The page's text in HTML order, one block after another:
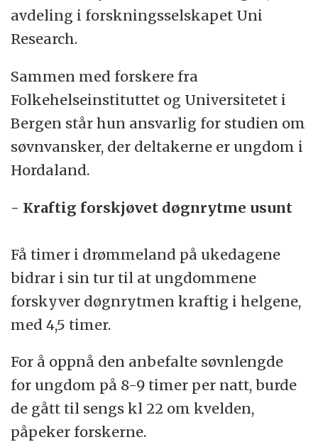
avdeling i forskningsselskapet Uni
Research.
Sammen med forskere fra
Folkehelseinstituttet og Universitetet i
Bergen står hun ansvarlig for studien om
søvnvansker, der deltakerne er ungdom i
Hordaland.
- Kraftig forskjøvet døgnrytme usunt
Få timer i drømmeland på ukedagene
bidrar i sin tur til at ungdommene
forskyver døgnrytmen kraftig i helgene,
med 4,5 timer.
For å oppnå den anbefalte søvnlengde
for ungdom på 8-9 timer per natt, burde
de gått til sengs kl 22 om kvelden,
påpeker forskerne.